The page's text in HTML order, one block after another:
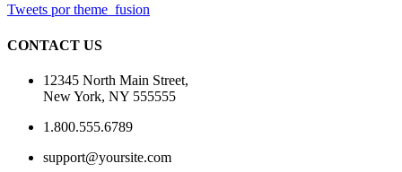
Tweets por theme_fusion
CONTACT US
12345 North Main Street,
New York, NY 555555
1.800.555.6789
support@yoursite.com